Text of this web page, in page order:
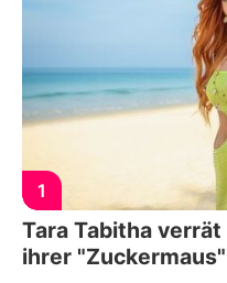
1
Tara Tabitha
ihrer "Zuckermaus"